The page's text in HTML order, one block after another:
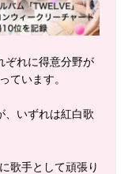
ぞれに得意分野が
ています。
、いずれは紅白歌
歌手として頑張り